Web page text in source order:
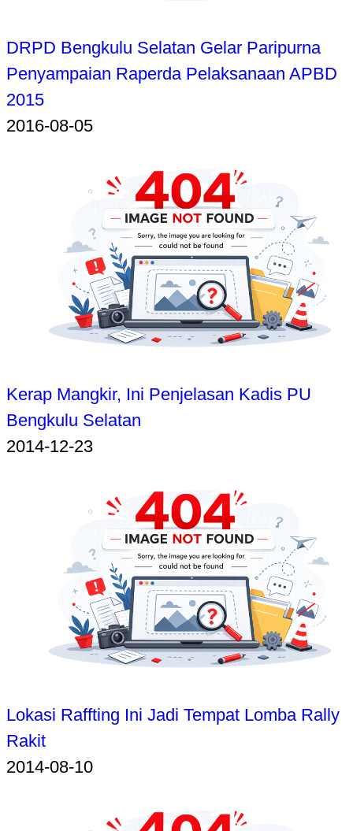
DRPD Bengkulu Selatan Gelar Paripurna
Penyampaian Raperda Pelaksanaan APBD
2015
2016-08-05
Kerap Mangkir, Ini Penjelasan Kadis PU
Bengkulu Selatan
2014-12-23
Lokasi Raffting Ini Jadi Tempat Lomba Rally
Rakit
2014-08-10